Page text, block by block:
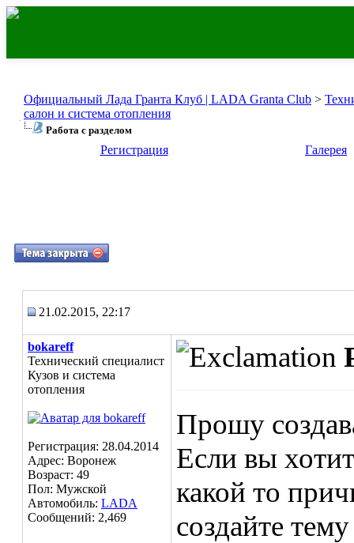
Официальный Лада Гранта Клуб | LADA Granta Club >
салон и система отопления
Работа с разделом
Регистрация Галерея
21.02.2015, 22:17
bokareff
Технический специалист
Кузов и система
отопления
Регистрация: 28.04.2014
Адрес: Воронеж
Возраст: 49
Пол: Мужской
Автомобиль: LADA
Сообщений: 2,469
Прошу
Если вы
какой то
создайте